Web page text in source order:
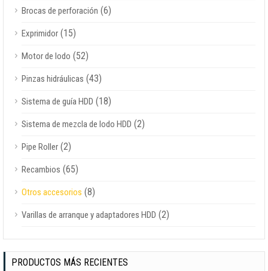
Brocas de perforación (6)
Exprimidor (15)
Motor de lodo (52)
Pinzas hidráulicas (43)
Sistema de guía HDD (18)
Sistema de mezcla de lodo HDD (2)
Pipe Roller (2)
Recambios (65)
Otros accesorios (8)
Varillas de arranque y adaptadores HDD (2)
PRODUCTOS MÁS RECIENTES